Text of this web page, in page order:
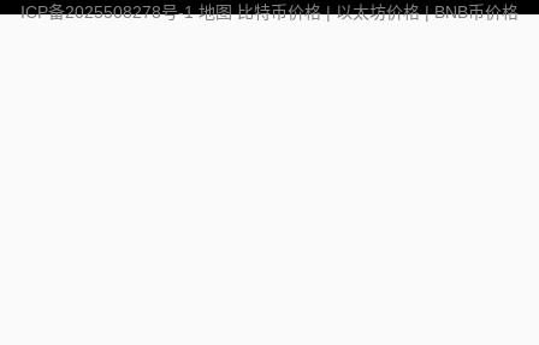
ICP备2025508278号-1 地图 比特币价格|以太坊价格|BNB币价格